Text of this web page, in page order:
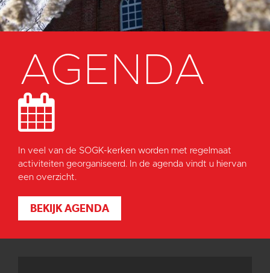
AGENDA
In veel van de SOGK-kerken worden met regelmaat
activiteiten georganiseerd. In de agenda vindt u hiervan
een overzicht.
BEKIJK AGENDA